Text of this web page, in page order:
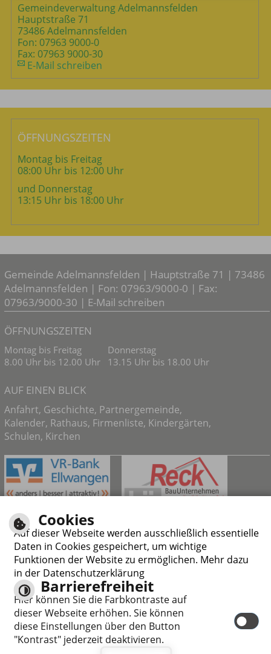
Gemeindeverwaltung Adelmannsfelden
Hauptstraße 71
73486 Adelmannsfelden
Fon: 07963 9000-0
Fax: 07963 9000-30
E-Mail schreiben
ÖFFNUNGSZEITEN
Montag bis Freitag
08:00 Uhr bis 12:00 Uhr
und Donnerstag
13:15 Uhr bis 18:00 Uhr
Gemeinde Adelmannsfelden | Hauptstraße 71 | 73486
Adelmannsfelden | Fon: 07963/9000-0 | Fax:
07963/9000-30 | E-Mail schreiben
ÖFFNUNGSZEITEN
Montag bis Freitag
8.00 Uhr bis 12.00 Uhr
Donnerstag
13.15 Uhr bis 18.00 Uhr
AUF EINEN BLICK
Anfahrt, Geschichte, Partnergemeinde,
Kalender, Rathaus, Firmenliste, Kindergärten,
Schulen, Kirchen
Responsive Web
Cookies
Auf dieser Webseite werden ausschließlich essentielle
Daten in Cookies gespeichert, um wichtige
Funktionen der Website zu ermöglichen. Mehr dazu
in der Datenschutzerklärung
Barrierefreiheit
Hier können Sie die Farbkontraste auf
dieser Webseite erhöhen. Sie können
diese Einstellungen über den Button
"Kontrast" jederzeit deaktivieren.